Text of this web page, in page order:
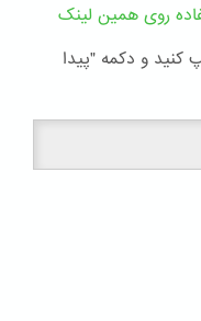
روی همین لینک
کنید و دکمه "پیدا